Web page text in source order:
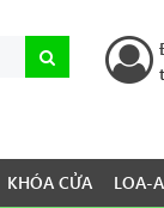
KHÓA CỬA LOA-